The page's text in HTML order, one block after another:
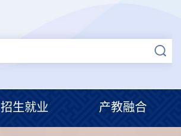
招生就业 产教融合